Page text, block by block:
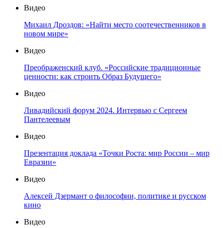
Видео
Михаил Дроздов: «Найти место соотечественников в
новом мире»
Видео
Преображенский клуб. «Российские традиционные
ценности: как строить Образ Будущего»
Видео
Ливадийский форум 2024. Интервью с Сергеем
Пантелеевым
Видео
Презентация доклада «Точки Роста: мир России – мир
Евразии»
Видео
Алексей Дзермант о философии, политике и русском
кино
Видео